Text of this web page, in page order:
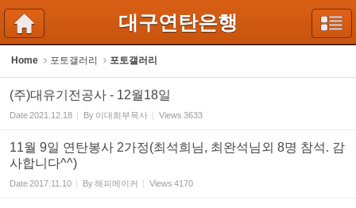
대구연탄은행
Home 포토갤러리 포토갤러리
(주)대유기전공사 - 12월18일
Date2021.12.18 By 이대희부목사 Views 3633
11월 9일 연탄봉사 2가정(최석희님, 최완석님외 8명 참석. 감
사합니다^^)
Date2017.11.10 By해피메이커 Views 4170